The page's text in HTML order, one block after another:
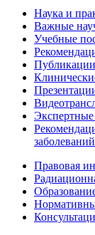
Наука и
Важные
Учебные
Публикации
Правовая